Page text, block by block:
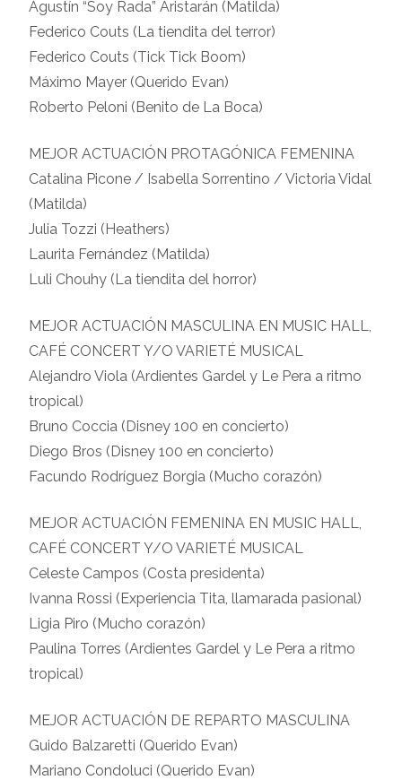
Agustín “Soy Rada” Aristarán (Matilda)
Federico Couts (La tiendita del terror)
Federico Couts (Tick Tick Boom)
Máximo Mayer (Querido Evan)
Roberto Peloni (Benito de La Boca)
MEJOR ACTUACIÓN PROTAGÓNICA FEMENINA
Catalina Picone / Isabella Sorrentino / Victoria Vidal
(Matilda)
Julia Tozzi (Heathers)
Laurita Fernández (Matilda)
Luli Chouhy (La tiendita del horror)
MEJOR ACTUACIÓN MASCULINA EN MUSIC HALL,
CAFÉ CONCERT Y/O VARIETÉ MUSICAL
Alejandro Viola (Ardientes Gardel y Le Pera a ritmo
tropical)
Bruno Coccia (Disney 100 en concierto)
Diego Bros (Disney 100 en concierto)
Facundo Rodríguez Borgia (Mucho corazón)
MEJOR ACTUACIÓN FEMENINA EN MUSIC HALL,
CAFÉ CONCERT Y/O VARIETÉ MUSICAL
Celeste Campos (Costa presidenta)
Ivanna Rossi (Experiencia Tita, llamarada pasional)
Ligia Piro (Mucho corazón)
Paulina Torres (Ardientes Gardel y Le Pera a ritmo
tropical)
MEJOR ACTUACIÓN DE REPARTO MASCULINA
Guido Balzaretti (Querido Evan)
Mariano Condoluci (Querido Evan)